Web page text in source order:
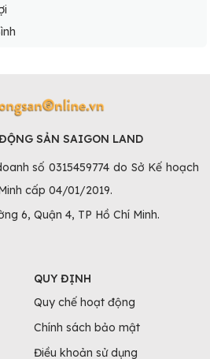
SẢN SAIGON LAND
số 0315459774 do Sở Kế hoạch
cấp 04/01/2019.
6, Quận 4, TP Hồ Chí Minh.
QUY ĐỊNH
Quy chế hoạt động
Chính sách bảo mật
Điều khoản sử dụng